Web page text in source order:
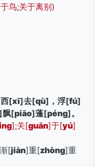
鸟;关于离别)
[xī]去[qù]，浮[fú]
飘[piāo]蓬[péng]。
];关[guān]于[yú]
[jiàn]重[zhòng]重